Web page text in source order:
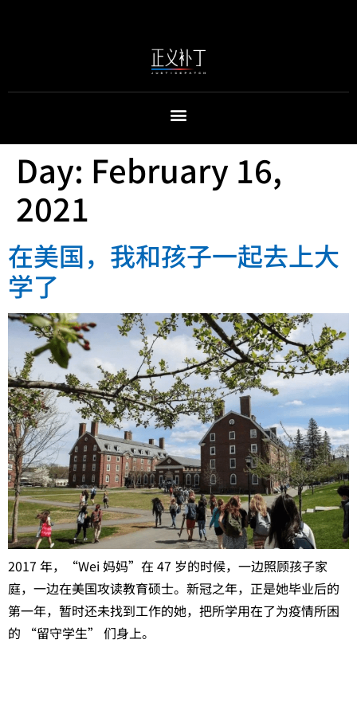
Day: February 16,
2021
在美国，我和孩子一起去上大
学了
2017 年，“Wei 妈妈”在 47 岁的时候，一边照顾孩子家
庭，一边在美国攻读教育硕士。新冠之年，正是她毕业后的
第一年，暂时还未找到工作的她，把所学用在了为疫情所困
的 “留守学生” 们身上。